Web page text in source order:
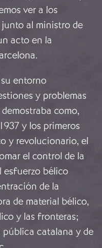
ver a los
al ministro de
acto en la
entorno
y problemas
como,
y los primeros
y revolucionario, el
el control de la
esfuerzo bélico
de la
de material bélico,
y las fronteras;
catalana y de